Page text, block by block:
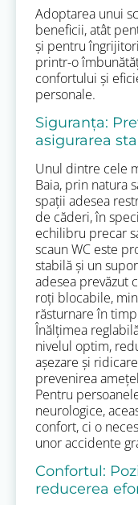
Adoptarea unui
beneficii, atât
și pentru
printr-o
confortului și
personale.
Siguranța:
asigurarea
Unul dintre cele
Baia, prin natura
spații adesea
de căderi, în
echilibru precar
scaun WC este
stabilă și un
adesea prevăzut
roți blocabile,
răsturnare în
Înălțimea
nivelul optim,
așezare și
prevenirea
Pentru
neurologice,
confort, ci o
unor accidente
Confortul:
reducerea